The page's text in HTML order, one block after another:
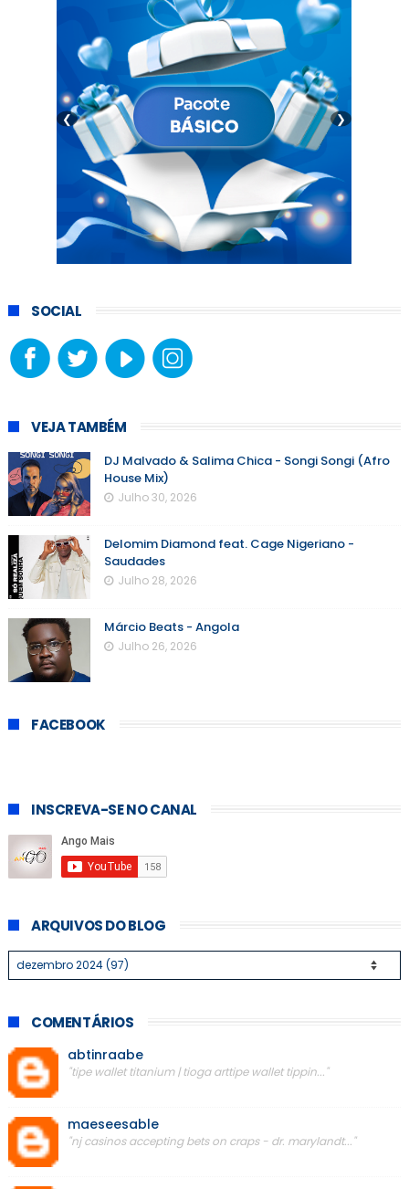
❮ ❯
SOCIAL
VEJA TAMBÉM
DJ Malvado & Salima Chica - Songi Songi (Afro
House Mix)
Julho 30, 2026
Delomim Diamond feat. Cage Nigeriano -
Saudades
Julho 28, 2026
Márcio Beats - Angola
Julho 26, 2026
FACEBOOK
INSCREVA-SE NO CANAL
ARQUIVOS DO BLOG
COMENTÁRIOS
abtinraabe
"tipe wallet titanium | tioga arttipe wallet tippin..."
maeseesable
"nj casinos accepting bets on craps - dr. marylandt..."